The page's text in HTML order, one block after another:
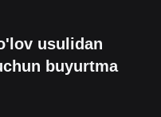
usulidan
buyurtma